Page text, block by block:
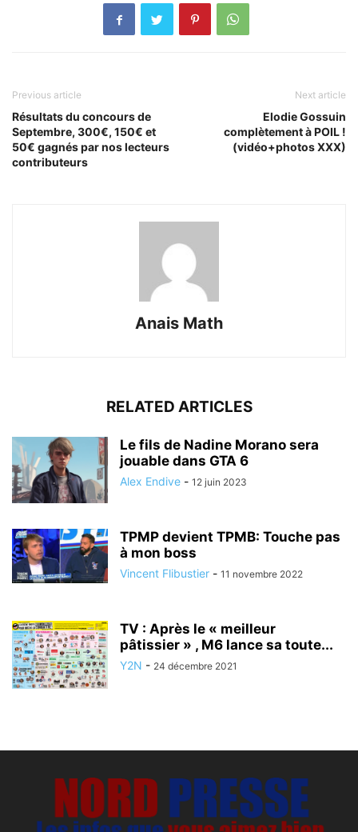
Previous article
Résultats du concours de
Septembre, 300€, 150€ et
50€ gagnés par nos lecteurs
contributeurs
Next article
Elodie Gossuin
complètement à POIL !
(vidéo+photos XXX)
Anais Math
RELATED ARTICLES
Le fils de Nadine Morano sera
jouable dans GTA 6
Alex Endive - 12 juin 2023
TPMP devient TPMB: Touche pas
à mon boss
Vincent Flibustier - 11 novembre 2022
TV : Après le « meilleur
pâtissier » , M6 lance sa toute...
Y2N - 24 décembre 2021